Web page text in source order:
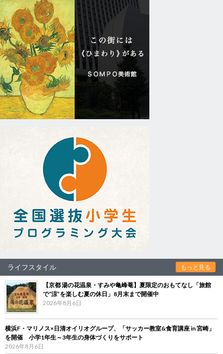
ライフスタイル もっと見る
【京都 湯の花温泉・すみや亀峰菴】夏限定のおもてなし「旅館
で“涼”を楽しむ夏の休日」8月末まで開催中
2026年8月6日
横浜F・マリノス×日清オイリオグループ、「サッカー教室&食育講座 in 宮崎」
を開催 小学1年生～3年生の身体づくりをサポート
2026年8月6日